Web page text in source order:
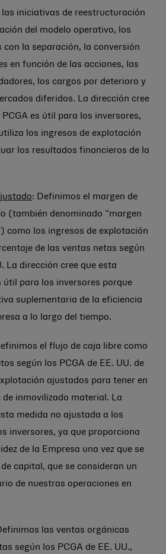
iniciativas de reestructuración
del modelo operativo, los
con la separación, la conversión
en función de las acciones, las
los cargos por deterioro y
diferidos. La dirección cree
es útil para los inversores,
los ingresos de explotación
los resultados financieros de la
: Definimos el margen de
(también denominado “margen
como los ingresos de explotación
de las ventas netas según
La dirección cree que esta
útil para los inversores porque
suplementaria de la eficiencia
a lo largo del tiempo.
el flujo de caja libre como
según los PCGA de EE. UU. de
ajustados para tener en
inmovilizado material. La
medida no ajustada a los
inversores, ya que proporciona
de la Empresa una vez que se
capital, que se consideran un
de nuestras operaciones en
las ventas orgánicas
según los PCGA de EE. UU.,